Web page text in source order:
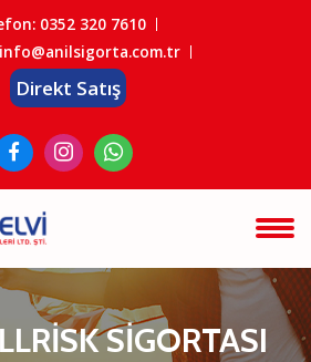
0352 320 7610
info@anilsigorta.com.tr
Direkt Satış
SİGORTASI